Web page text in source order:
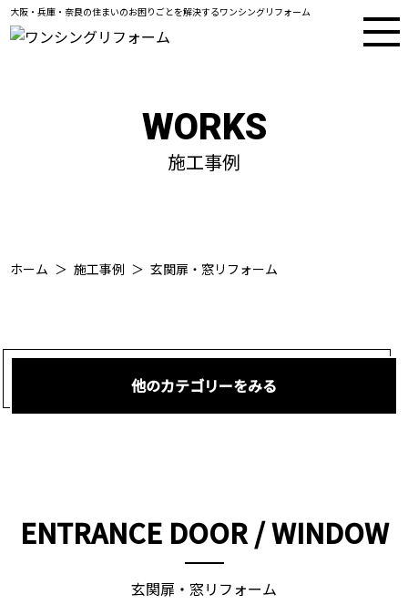
大阪・兵庫・奈良の住まいのお困りごとを解決するワンシングリフォーム
WORKS
施工事例
ホーム 施工事例 玄関扉・窓リフォーム
他のカテゴリーをみる
ENTRANCE DOOR / WINDOW
玄関扉・窓リフォーム